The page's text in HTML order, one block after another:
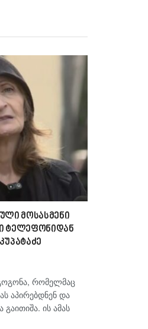
მოსასმენი
ტელეფონიდან
რომელმაც
აპირებდნენ და
ის ამას